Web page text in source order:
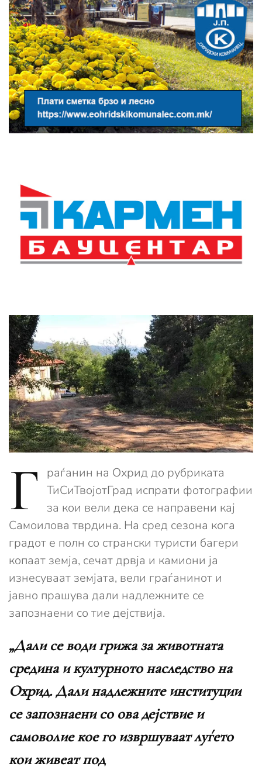
Г
раѓанин на Охрид до рубриката
ТиСиТвојотГрад испрати фотографии
за кои вели дека се направени кај
Самоилова тврдина. На сред сезона кога
градот е полн со странски туристи багери
копаат земја, сечат дрвја и камиони ја
изнесуваат земјата, вели граѓанинот и
јавно прашува дали надлежните се
запознаени со тие дејствија.
„Дали се води грижа за животната
средина и културното наследство на
Охрид. Дали надлежните институции
се запознаени со ова дејствие и
самоволие кое го извршуваат луѓето
кои живеат под